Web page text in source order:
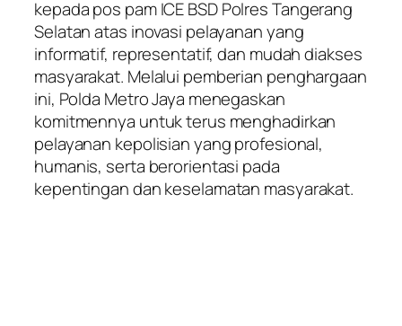
kepada pos pam ICE BSD Polres Tangerang
Selatan atas inovasi pelayanan yang
informatif, representatif, dan mudah diakses
masyarakat. Melalui pemberian penghargaan
ini, Polda Metro Jaya menegaskan
komitmennya untuk terus menghadirkan
pelayanan kepolisian yang profesional,
humanis, serta berorientasi pada
kepentingan dan keselamatan masyarakat.